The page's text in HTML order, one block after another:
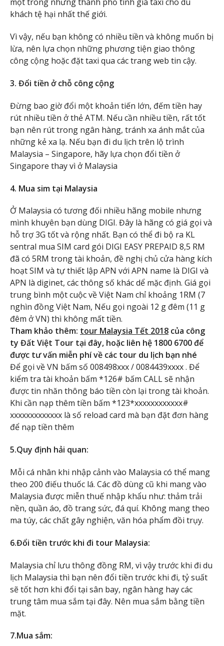
một trong nhưng thành phố tính giá taxi cho du
khách tệ hại nhất thế giới.
Vì vậy, nếu bạn không có nhiều tiền và không muốn bị
lừa, nên lựa chọn những phương tiện giao thông
công cộng hoặc đặt taxi qua các trang web tin cậy.
3. Đổi tiền ở chỗ công cộng
Đừng bao giờ đổi một khoản tiến lớn, đếm tiền hay
rút nhiều tiền ở thẻ ATM. Nếu cần nhiều tiền, rất tốt
bạn nên rút trong ngân hàng, tránh xa ánh mắt của
những kẻ xa lạ. Nếu bạn đi du lịch trên lộ trình
Malaysia – Singapore, hãy lựa chọn đổi tiền ở
Singapore thay vì ở Malaysia
4. Mua sim tại Malaysia
Ở Malaysia có tương đối nhiều hãng mobile nhưng
mình khuyên bạn dùng DIGI. Đây là hãng có giá gọi và
hỗ trợ 3G tốt và rộng nhất. Bạn có thể đi bộ ra KL
sentral mua SIM card gói DIGI EASY PREPAID 8,5 RM
đã có 5RM trong tài khoản, đề nghị chủ cửa hàng kích
hoạt SIM và tự thiết lập APN với APN name là DIGI và
APN là diginet, các thông số khác dể mặc định. Giá gọi
trung bình một cuộc về Việt Nam chỉ khoảng 1RM (7
nghìn đồng Việt Nam, Nếu gọi ngoài 12 g đêm (11 g
đêm ở VN) thì không mất tiền.
Tham khảo thêm: tour Malaysia Tết 2018 của công
ty Đất Việt Tour tại đây, hoặc liên hệ 1800 6700 để
được tư vấn miễn phí về các tour du lịch bạn nhé
Để gọi về VN bấm số 008498xxx / 0084439xxxx . Để
kiểm tra tài khoản bấm *126# bấm CALL sẽ nhận
được tin nhăn thông báo tiền còn lại trong tài khoản.
Khi cần nạp thêm tiền bấm *123*xxxxxxxxxxxx#
xxxxxxxxxxxxx là số reload card mà bạn đặt đơn hàng
để nạp tiền thêm
5.Quy định hải quan:
Mỗi cá nhân khi nhập cảnh vào Malaysia có thể mang
theo 200 điếu thuốc lá. Các đồ dùng cũ khi mang vào
Malaysia được miễn thuế nhập khẩu như: thảm trải
nền, quần áo, đồ trang sức, đá quí. Không mang theo
ma túy, các chất gây nghiện, văn hóa phẩm đồi trụy.
6.Đổi tiền trước khi đi tour Malaysia:
Malaysia chỉ lưu thông đồng RM, vì vậy trước khi đi du
lịch Malaysia thì bạn nên đổi tiền trước khi đi, tỷ suất
sẽ tốt hơn khi đổi tại sân bay, ngân hàng hay các
trung tâm mua sắm tại đây. Nên mua sắm bằng tiền
mặt.
7.Mua sắm: